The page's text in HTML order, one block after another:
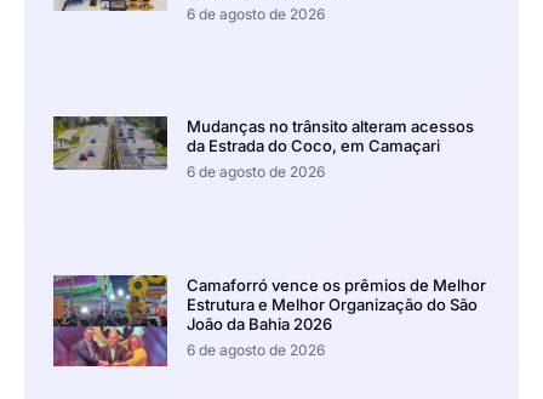
6 de agosto de 2026
Mudanças no trânsito alteram acessos
da Estrada do Coco, em Camaçari
6 de agosto de 2026
Camaforró vence os prêmios de Melhor
Estrutura e Melhor Organização do São
João da Bahia 2026
6 de agosto de 2026